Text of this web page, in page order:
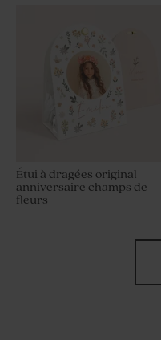
Étui à dragées original
anniversaire champs de
fleurs